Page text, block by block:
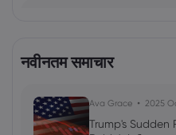
नवीनतम समाचार
Ava Grace 2025
Trump's Sudden